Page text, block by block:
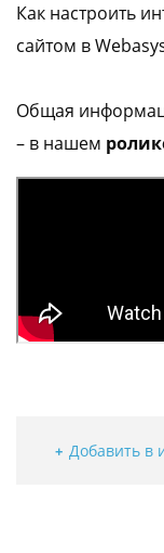
Как настроить
сайтом в
Общая
– в нашем
Добавить в